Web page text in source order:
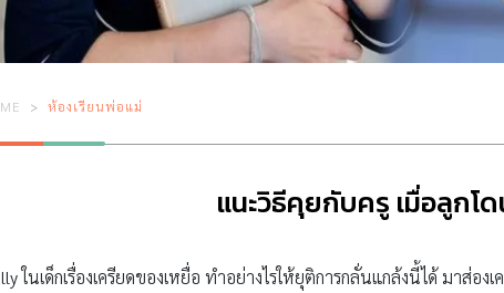
ห้องเรียนพ่อแม่
แนะวิธีคุยกับครู เมื่อลูกโ
ในเด็กเรื่องเครียดของเหยื่อ ทำอย่างไรให้ยุติการกลั่นแกล้งนี้ได้ มาส่อง